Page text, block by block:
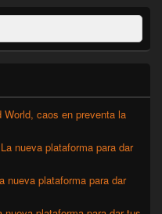
caos en preventa la
nueva plataforma para dar
nueva plataforma para dar